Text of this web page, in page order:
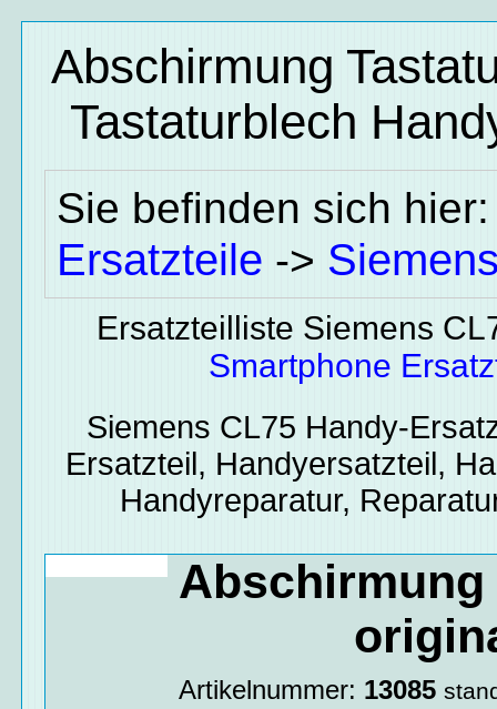
Abschirmung
Tastaturblech
Sie befinden sich
Ersatzteile ->
Ersatzteilliste Siemens
Smartphone
Siemens CL75 Handy-
Ersatzteil, Handyersatzteil,
Handyreparatur,
Abschirmung
Artikelnummer: 13085